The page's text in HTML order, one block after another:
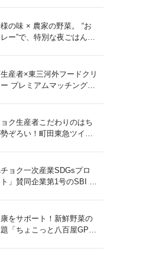
の味 × 農家の野菜。 “お
ー”で、特別な夜ごはん
産者×東三河外フードクリ
プレミアムマッチング会
ク生産者こだわりのはち
ぞろい！町田東急ツイン
チョク一次産業SDGsプロ
」賛同企業第1号のSBI F
をサポート！新鮮野菜の
「ちょこっと八百屋GP